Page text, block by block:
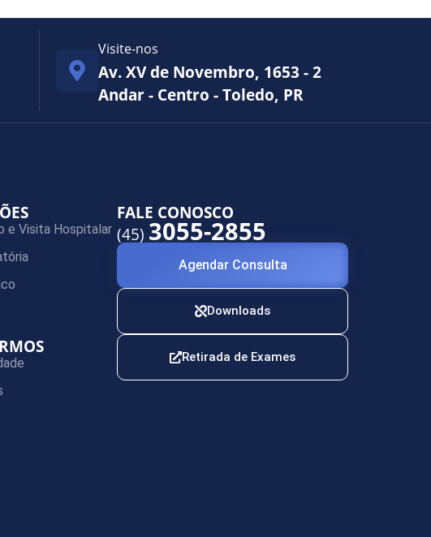
Visite-nos
Av. XV de Novembro, 1653 - 2
Andar - Centro - Toledo, PR
e Visita Hospitalar
FALE CONOSCO
(45) 3055-2855
Agendar Consulta
Downloads
Retirada de Exames